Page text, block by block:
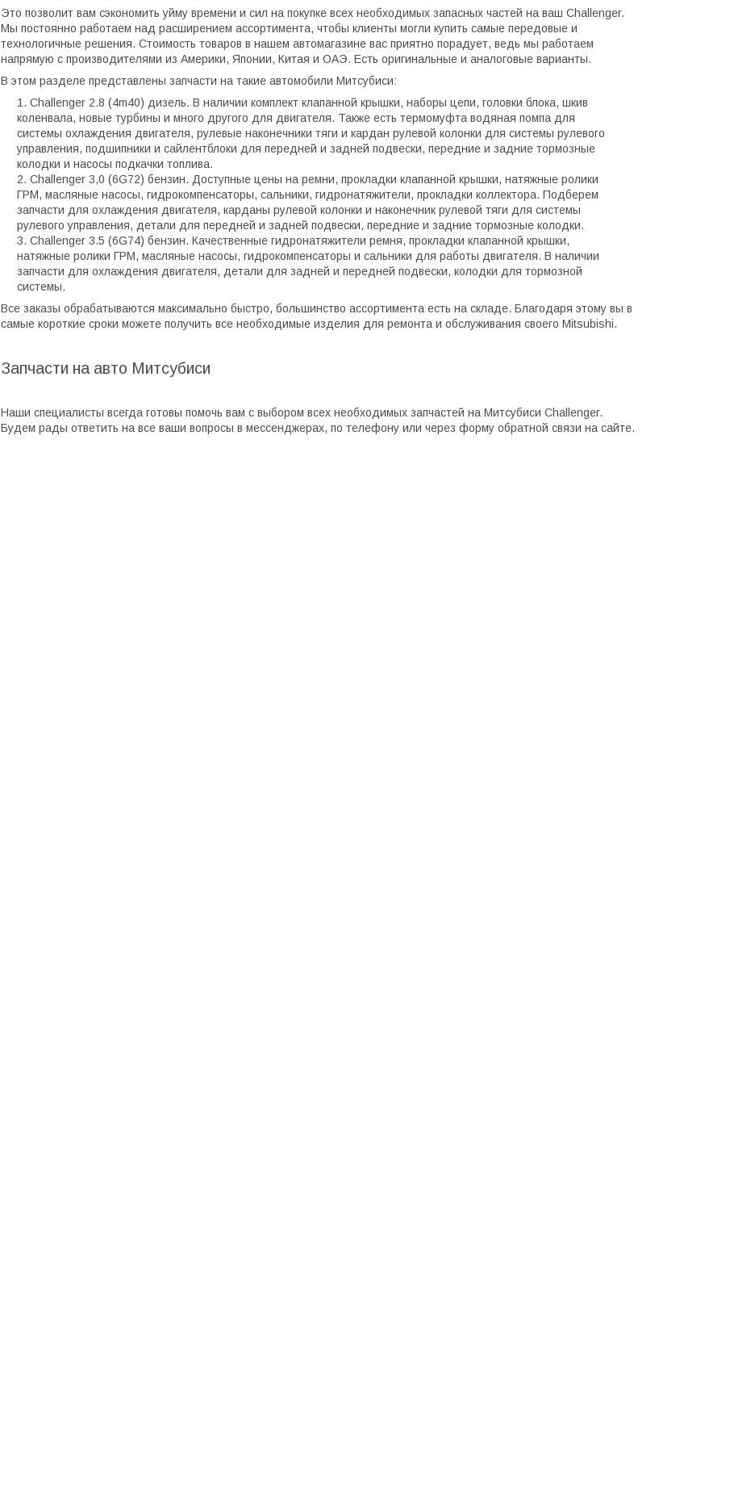
Это позволит вам сэкономить уйму времени и сил на покупке всех необходимых запасных частей на ваш Challenger.
Мы постоянно работаем над расширением ассортимента, чтобы клиенты могли купить самые передовые и
технологичные решения. Стоимость товаров в нашем автомагазине вас приятно порадует, ведь мы работаем
напрямую с производителями из Америки, Японии, Китая и ОАЭ. Есть оригинальные и аналоговые варианты.
В этом разделе представлены запчасти на такие автомобили Митсубиси:
Challenger 2.8 (4m40) дизель. В наличии комплект клапанной крышки, наборы цепи, головки блока, шкив
коленвала, новые турбины и много другого для двигателя. Также есть термомуфта водяная помпа для
системы охлаждения двигателя, рулевые наконечники тяги и кардан рулевой колонки для системы рулевого
управления, подшипники и сайлентблоки для передней и задней подвески, передние и задние тормозные
колодки и насосы подкачки топлива.
Challenger 3,0 (6G72) бензин. Доступные цены на ремни, прокладки клапанной крышки, натяжные ролики
ГРМ, масляные насосы, гидрокомпенсаторы, сальники, гидронатяжители, прокладки коллектора. Подберем
запчасти для охлаждения двигателя, карданы рулевой колонки и наконечник рулевой тяги для системы
рулевого управления, детали для передней и задней подвески, передние и задние тормозные колодки.
Challenger 3.5 (6G74) бензин. Качественные гидронатяжители ремня, прокладки клапанной крышки,
натяжные ролики ГРМ, масляные насосы, гидрокомпенсаторы и сальники для работы двигателя. В наличии
запчасти для охлаждения двигателя, детали для задней и передней подвески, колодки для тормозной
системы.
Все заказы обрабатываются максимально быстро, большинство ассортимента есть на складе. Благодаря этому вы в
самые короткие сроки можете получить все необходимые изделия для ремонта и обслуживания своего Mitsubishi.
Запчасти на авто Митсубиси
Наши специалисты всегда готовы помочь вам с выбором всех необходимых запчастей на Митсубиси Challenger.
Будем рады ответить на все ваши вопросы в мессенджерах, по телефону или через форму обратной связи на сайте.